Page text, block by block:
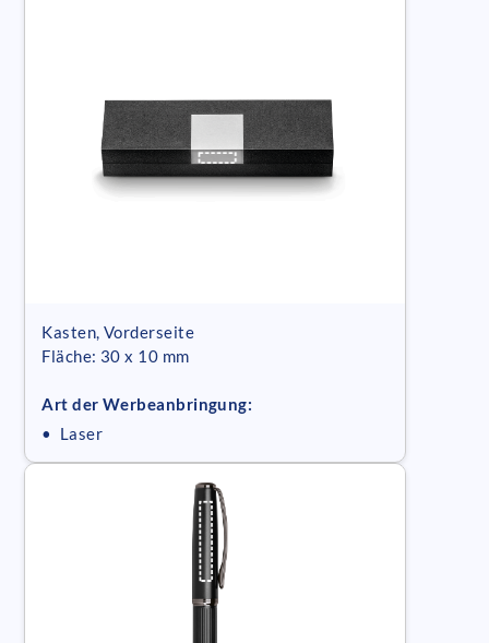
Kasten, Vorderseite
Fläche: 30 x 10 mm
Art der Werbeanbringung:
• Laser